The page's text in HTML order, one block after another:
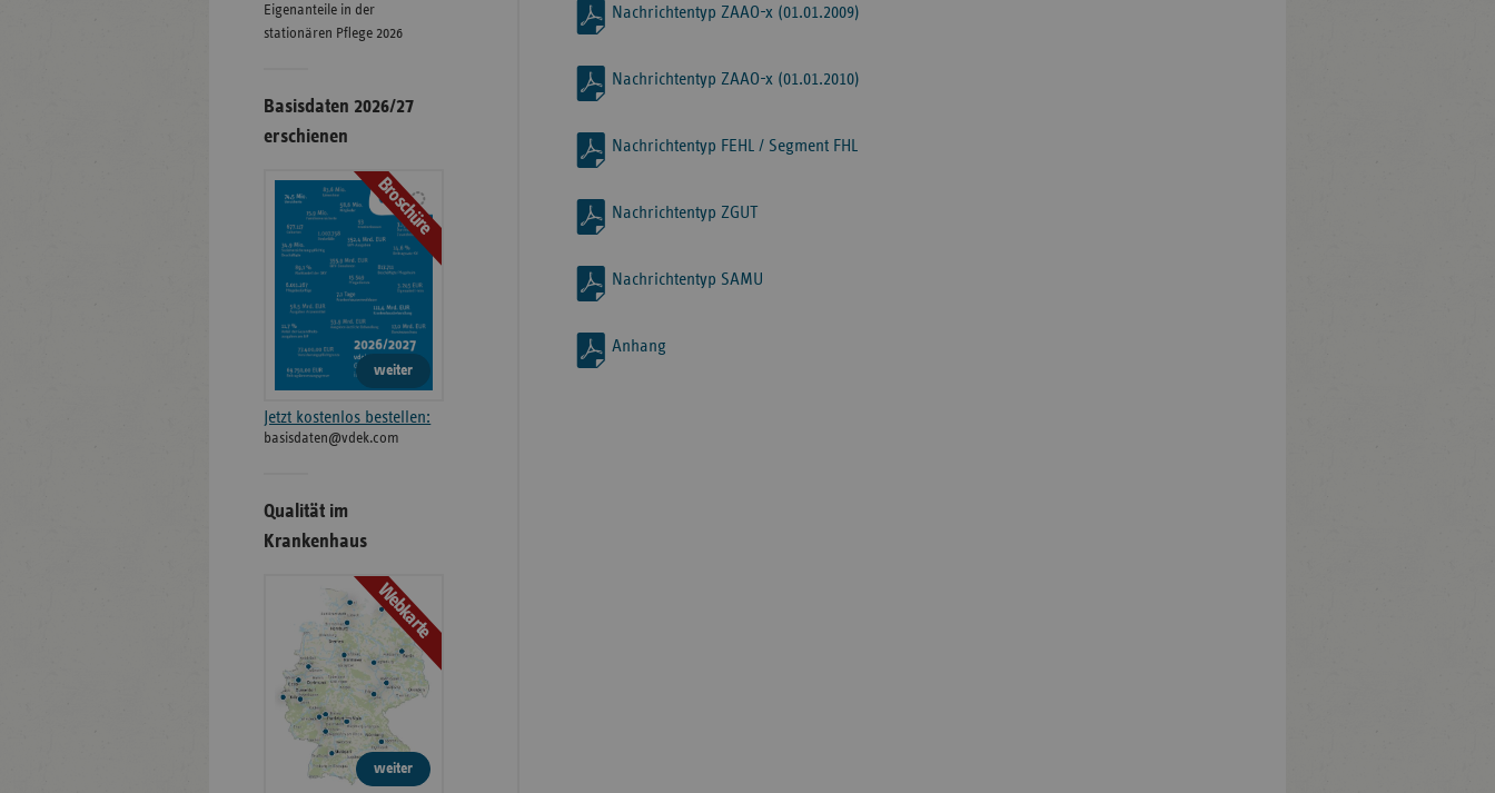
Nachrichtentyp ZAAO-x (01.01.2009)
Nachrichtentyp ZAAO-x (01.01.2010)
Nachrichtentyp FEHL / Segment FHL
Nachrichtentyp ZGUT
Nachrichtentyp SAMU
Anhang
Eigenanteile in der
stationären Pflege 2026
Basisdaten 2026/27
erschienen
Broschüre
weiter
Jetzt kostenlos bestellen:
basisdaten@vdek.com
Qualität im
Krankenhaus
Webkarte
weiter